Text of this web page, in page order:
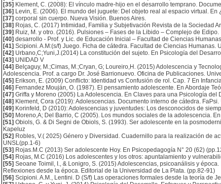
[35] Klement, C. (2008): El vínculo madre-hijo en el desarrollo temprano.
[36] Levin, E. (2006). El mundo del juguete: Del objeto real al espacio virtual.
[37] corporal sin cuerpo. Nueva Visión. Buenos Aires.
[38] Rojas, C. (2017) Intimidad, Familia y Subjetivación Revista de la Sociedad
[39] Ruiz, M. y otro. (2016). Pulsiones – Fases de la Libido – Complejo de
[40] desarrollo - Prof. y Lic. de Educación Inicial – Facultad de Ciencias
[41] Scipioni. A.M:(s/f) Juego. Ficha de cátedra. Facultad de Ciencias
[42] Urbano,C;Yuni,J.(2014) La constitución del sujeto. En Psicología del
[43] UNIDAD V
[44] Belçaguy, M.;Cimas, M.;Cryan, G; Loureiro,H. (2015) Adolescencia y
Adolescencia. Prof. a cargo Dr. José Barrionuevo. Oficina de Publicaciones.
[45] Erikson, E. (2009) Conflicto: Identidad vs Confusión de rol. Cap. 7 En
[46] Fernandez Mouján, O. (1987). El pensamiento adolescente. En Abordaje
[47] Griffa y Moreno (2005) La Adolescencia. En Claves para una Psicología del
[48] Klement, Cora (2019): Adolescencias. Documento interno de cátedra.
[49] Korinfeld, D (2010): Adolescencias y juventudes: Los desconocidos de
[50] Moreno,A; Del Barrio, C (2005). Los mundos sociales de la adolescencia.
[51] Obiols, G. & Di Segni de Obiols, S. (1993). Ser adolescente en la
Kapeluz
[52] Robles, V.( 2025) Género y Diversidad. Cuadernillo para la realización de
UNSL(pp.1-6)
[53] Rojas.M.C (2013) Ser adolescente Hoy. En Psicopedagogía N° 20 (62)
[54] Rojas, M.C (2016) Los adolescentes y los otros: apuntalamiento y
[55] Seoane Toimil, I., & Lonigro, S. (2015) Adolescencias, psicoanálisis y
Reflexiones desde la época. Editorial de la Universidad de La Plata. (pp.82-91)
[56] Scipioni. A.M., Lentini. D (S/f) Las operaciones formales desde la teoría de